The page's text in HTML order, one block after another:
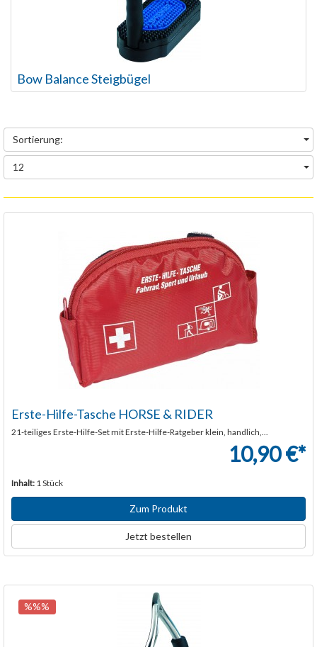
Bow Balance Steigbügel
Sortierung:
12
Erste-Hilfe-Tasche HORSE & RIDER
21-teiliges Erste-Hilfe-Set mit Erste-Hilfe-Ratgeber klein, handlich,...
10,90 €*
Inhalt: 1 Stück
Zum Produkt
Jetzt bestellen
%%%